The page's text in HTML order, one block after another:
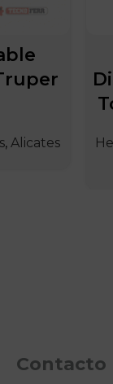
, Alicates
Contacto